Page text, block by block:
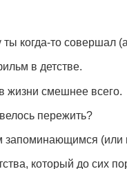
когда-то совершал
в детстве.
жизни смешнее всего.
пережить?
запоминающимся
который до сих